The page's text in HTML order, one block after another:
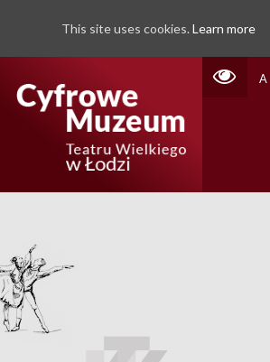
A
This site uses cookies. Learn more